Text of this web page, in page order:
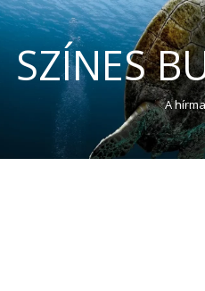
SZÍNES
A